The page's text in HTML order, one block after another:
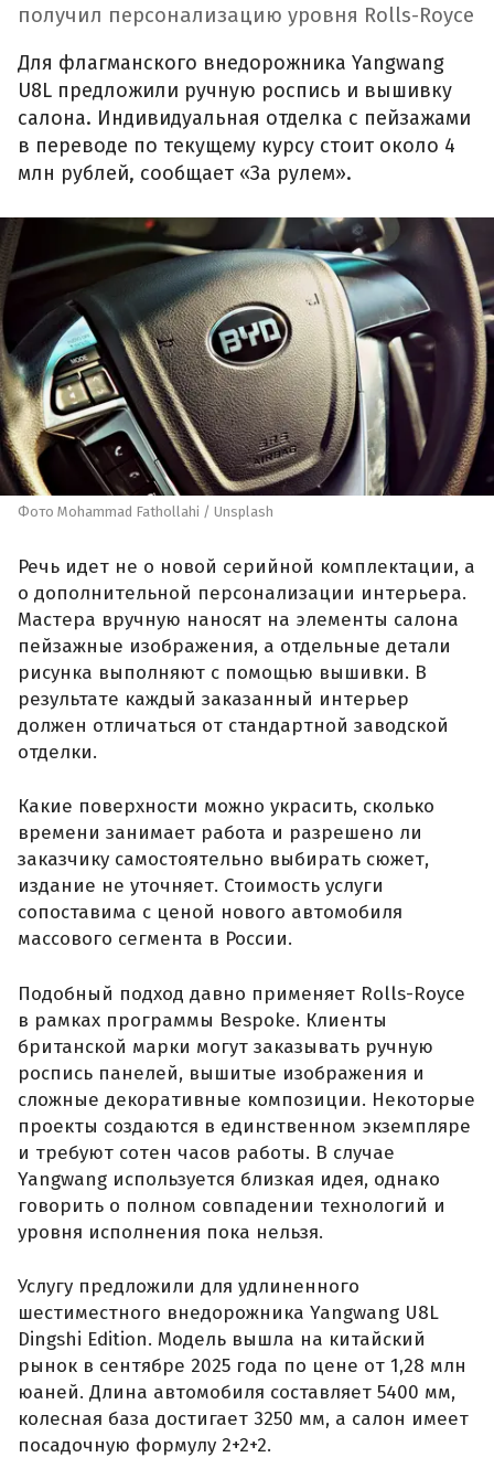
получил персонализацию уровня Rolls-Royce
Для флагманского внедорожника Yangwang
U8L предложили ручную роспись и вышивку
салона. Индивидуальная отделка с пейзажами
в переводе по текущему курсу стоит около 4
млн рублей, сообщает «За рулем».
Фото Mohammad Fathollahi / Unsplash
Речь идет не о новой серийной комплектации, а
о дополнительной персонализации интерьера.
Мастера вручную наносят на элементы салона
пейзажные изображения, а отдельные детали
рисунка выполняют с помощью вышивки. В
результате каждый заказанный интерьер
должен отличаться от стандартной заводской
отделки.
Какие поверхности можно украсить, сколько
времени занимает работа и разрешено ли
заказчику самостоятельно выбирать сюжет,
издание не уточняет. Стоимость услуги
сопоставима с ценой нового автомобиля
массового сегмента в России.
Подобный подход давно применяет Rolls-Royce
в рамках программы Bespoke. Клиенты
британской марки могут заказывать ручную
роспись панелей, вышитые изображения и
сложные декоративные композиции. Некоторые
проекты создаются в единственном экземпляре
и требуют сотен часов работы. В случае
Yangwang используется близкая идея, однако
говорить о полном совпадении технологий и
уровня исполнения пока нельзя.
Услугу предложили для удлиненного
шестиместного внедорожника Yangwang U8L
Dingshi Edition. Модель вышла на китайский
рынок в сентябре 2025 года по цене от 1,28 млн
юаней. Длина автомобиля составляет 5400 мм,
колесная база достигает 3250 мм, а салон имеет
посадочную формулу 2+2+2.